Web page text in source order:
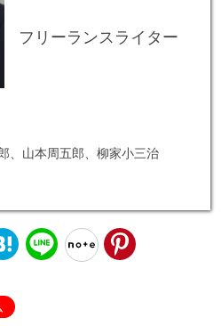
フリーランスライター
、山本周五郎、柳家小三治